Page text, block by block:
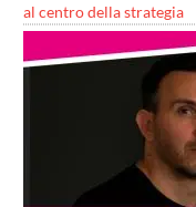
al centro della strategia